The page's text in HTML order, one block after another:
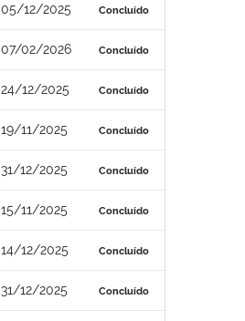
05/12/2025 Concluído
07/02/2026 Concluído
24/12/2025 Concluído
19/11/2025 Concluído
31/12/2025 Concluído
15/11/2025 Concluído
14/12/2025 Concluído
31/12/2025 Concluído